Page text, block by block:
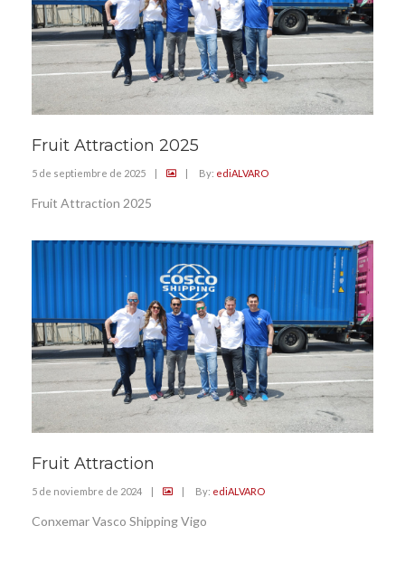
Fruit Attraction 2025
5 de septiembre de 2025 | | By: ediALVARO
Fruit Attraction 2025
Fruit Attraction
5 de noviembre de 2024 | | By: ediALVARO
Conxemar Vasco Shipping Vigo